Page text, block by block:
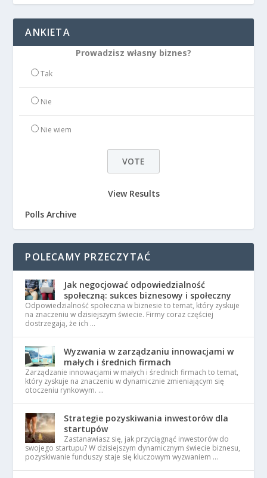
ANKIETA
Prowadzisz własny biznes?
Tak
Nie
Nie wiem
View Results
Polls Archive
POLECAMY PRZECZYTAĆ
Jak negocjować odpowiedzialność
społeczną: sukces biznesowy i społeczny
Odpowiedzialność społeczna w biznesie to temat, który zyskuje
na znaczeniu w dzisiejszym świecie. Firmy coraz częściej
dostrzegają, że ich …
Wyzwania w zarządzaniu innowacjami w
małych i średnich firmach
Zarządzanie innowacjami w małych i średnich firmach to temat,
który zyskuje na znaczeniu w dynamicznie zmieniającym się
otoczeniu rynkowym. …
Strategie pozyskiwania inwestorów dla
startupów
Zastanawiasz się, jak przyciągnąć inwestorów do
swojego startupu? W dzisiejszym dynamicznym świecie biznesu,
pozyskiwanie funduszy staje się kluczowym wyzwaniem …